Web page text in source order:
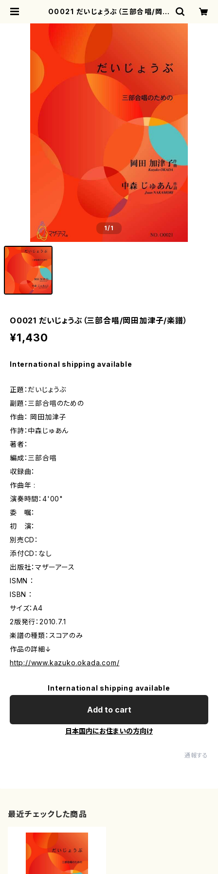
O0021 だいじょうぶ（三部合唱/岡田
1/1
O0021 だいじょうぶ（三部合唱/岡田加津子/楽譜）
¥1,430
International shipping available
正題：だいじょうぶ
副題：三部合唱のための
作曲： 岡田加津子
作詩：中森じゅあん
著者：
編成：三部合唱
収録曲：
作曲年 :
演奏時間：4'00"
委 嘱：
初 演：
別売CD：
添付CD：なし
出版社：マザーアース
ISMN ：
ISBN ：
サイズ：A4
2版発行：2010.7.1
楽譜の種類：スコアのみ
作品の詳細↓
http://www.kazuko.okada.com/
International shipping available
Add to cart
日本国内にお住まいの方向け
通報する
最近チェックした商品